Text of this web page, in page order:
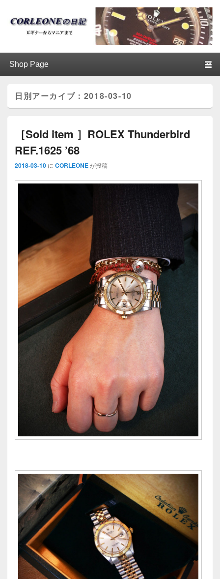
ブログ / アンティークロレックス
│CORLEONE
日別アーカイブ： 2018-03-10
［Sold item ］ROLEX Thunderbird
REF.1625 ’68
2018-03-10 に CORLEONEが投稿